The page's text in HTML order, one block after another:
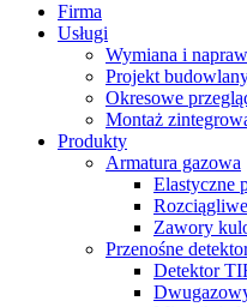
Firma
Usługi
Wymiana i
Projekt
Okresowe
Montaż
Produkty
Armatura gazowa
Elastyczne
Zawory
Przenośne
Detektor